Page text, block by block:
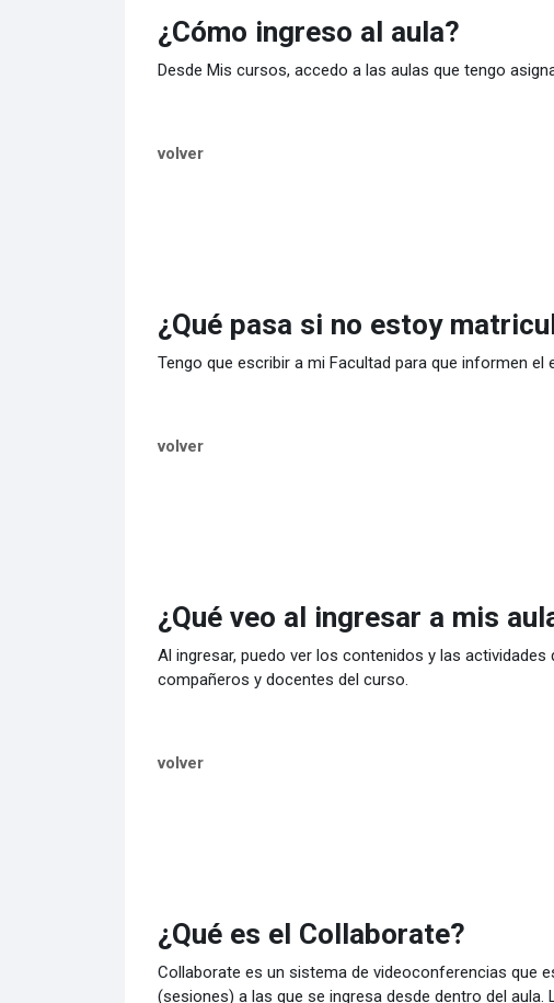
¿Cómo ingreso al aula?
Desde Mis cursos, accedo a las aulas que tengo
volver
¿Qué pasa si no estoy
Tengo que escribir a mi Facultad para que informen
volver
¿Qué veo al ingresar a mis
Al ingresar, puedo ver los contenidos y las
compañeros y docentes del curso.
volver
¿Qué es el Collaborate?
Collaborate es un sistema de videoconferencias que
(sesiones) a las que se ingresa desde dentro del